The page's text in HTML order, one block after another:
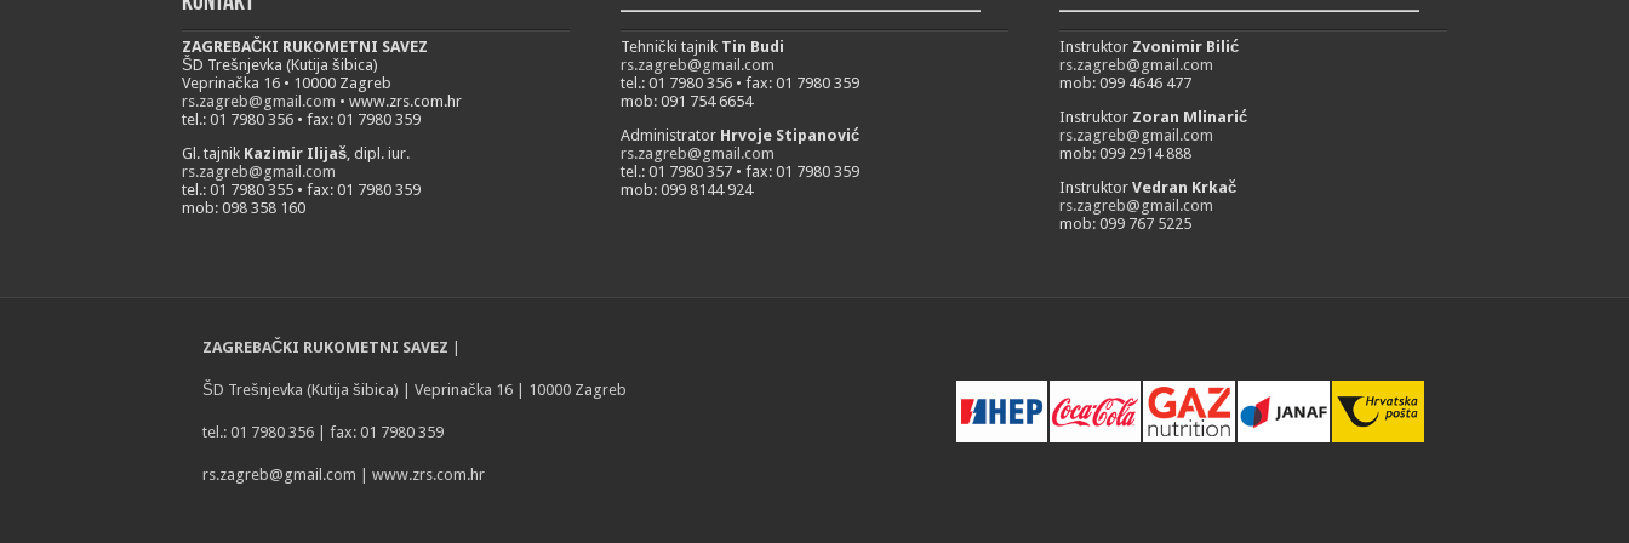
ZAGREBAČKI RUKOMETNI SAVEZ
ŠD Trešnjevka (Kutija šibica)
Veprinačka 16 • 10000 Zagreb
rs.zagreb@gmail.com • www.zrs.com.hr
tel.: 01 7980 356 • fax: 01 7980 359
Gl. tajnik Kazimir Ilijaš, dipl. iur.
rs.zagreb@gmail.com
tel.: 01 7980 355 • fax: 01 7980 359
mob: 098 358 160
Tehnički tajnik Tin Budi
rs.zagreb@gmail.com
tel.: 01 7980 356 • fax: 01 7980 359
mob: 091 754 6654
Administrator Hrvoje Stipanović
rs.zagreb@gmail.com
tel.: 01 7980 357 • fax: 01 7980 359
mob: 099 8144 924
Instruktor Zvonimir Bilić
rs.zagreb@gmail.com
mob: 099 4646 477
Instruktor Zoran Mlinarić
rs.zagreb@gmail.com
mob: 099 2914 888
Instruktor Vedran Krkač
rs.zagreb@gmail.com
mob: 099 767 5225
ZAGREBAČKI RUKOMETNI SAVEZ
ŠD Trešnjevka (Kutija šibica) | Veprinačka 16 | 10000 Zagreb
tel.: 01 7980 356 | fax: 01 7980 359
rs.zagreb@gmail.com | www.zrs.com.hr